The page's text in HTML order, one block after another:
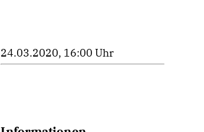
24.03.2020, 16:00 Uhr